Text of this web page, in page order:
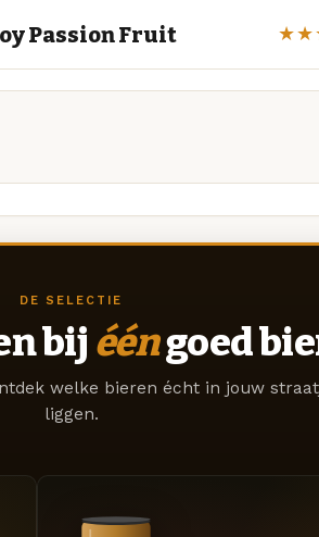
Passion Fruit
DE SELECTIE
bij ééngoed
welke bieren écht in jouw
liggen.